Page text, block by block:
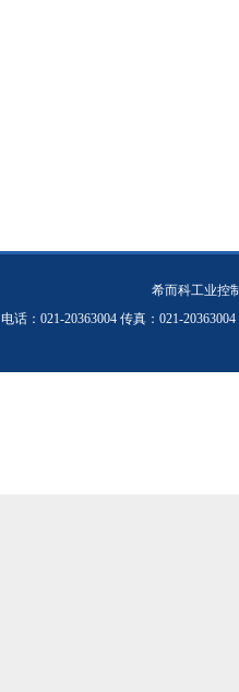
希而科工业控
电话：021-20363004 传真：021-